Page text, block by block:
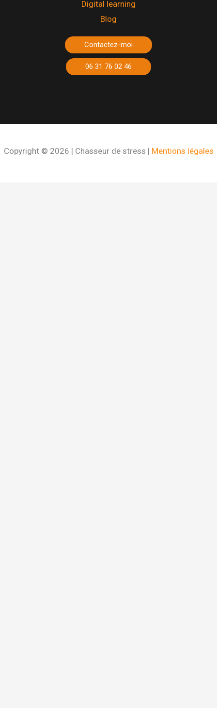
Digital learning
Blog
Contactez-moi
06 31 76 02 46
Copyright © 2026 | Chasseur de stress | Mentions légales